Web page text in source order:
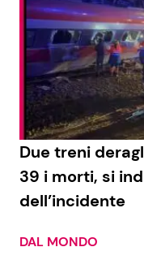
Due treni
39 i morti, si
dell’incidente
DAL MONDO